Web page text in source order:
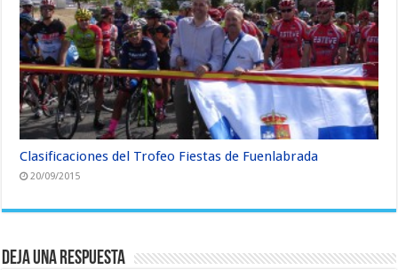
Clasificaciones del Trofeo Fiestas de Fuenlabrada
20/09/2015
Deja una respuesta